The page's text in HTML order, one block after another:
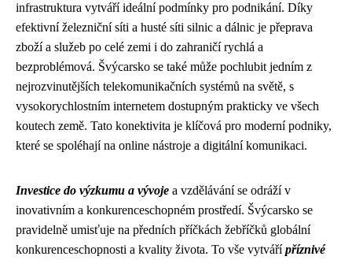
infrastruktura vytváří ideální podmínky pro podnikání. Díky
efektivní železniční síti a husté síti silnic a dálnic je přeprava
zboží a služeb po celé zemi i do zahraničí rychlá a
bezproblémová. Švýcarsko se také může pochlubit jedním z
nejrozvinutějších telekomunikačních systémů na světě, s
vysokorychlostním internetem dostupným prakticky ve všech
koutech země. Tato konektivita je klíčová pro moderní podniky,
které se spoléhají na online nástroje a digitální komunikaci.
Investice do výzkumu a vývoje a vzdělávání se odráží v
inovativním a konkurenceschopném prostředí. Švýcarsko se
pravidelně umisťuje na předních příčkách žebříčků globální
konkurenceschopnosti a kvality života. To vše vytvářípříznivé